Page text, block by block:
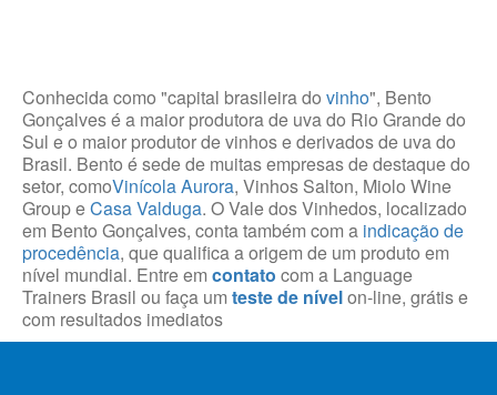
Conhecida como "capital brasileira do vinho", Bento
Gonçalves é a maior produtora de uva do Rio Grande do
Sul e o maior produtor de vinhos e derivados de uva do
Brasil. Bento é sede de muitas empresas de destaque do
setor, comoVinícola Aurora, Vinhos Salton, Miolo Wine
Group eCasa Valduga. O Vale dos Vinhedos, localizado
em Bento Gonçalves, conta também com a indicação de
procedência, que qualifica a origem de um produto em
nível mundial. Entre em contato com a Language
Trainers Brasil ou faça um teste de nívelon-line, grátis e
com resultados imediatos